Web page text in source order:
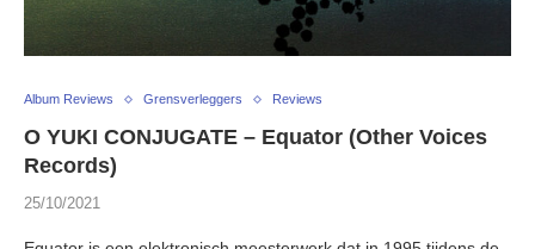
Album Reviews Grensverleggers Reviews
O YUKI CONJUGATE – Equator (Other Voices
Records)
25/10/2021